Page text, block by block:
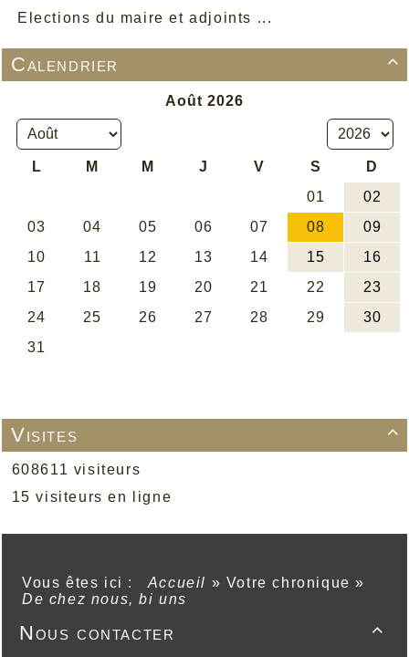
Elections du maire et adjoints ...

Calendrier

Visites
608611 visiteurs
15 visiteurs en ligne
Vous êtes ici : Accueil » Votre chronique »
De chez nous, bi uns

Nous contacter